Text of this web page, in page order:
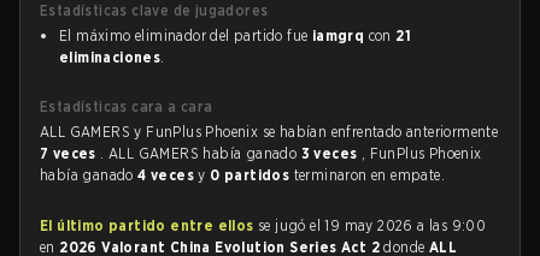
Estadísticas clave de jugadores
El máximo eliminador del partido fue iamgrq con 21
eliminaciones.
Estadísticas cara a cara
ALL GAMERS y FunPlus Phoenix se habían enfrentado anteriormente
7 veces . ALL GAMERS había ganado 3 veces , FunPlus Phoenix
había ganado4 vecesy 0 partidos terminaron en empate.
El último partido entre ellos se jugó el 19 may 2026 a las 9:00
en 2026 Valorant China Evolution Series Act 2donde ALL